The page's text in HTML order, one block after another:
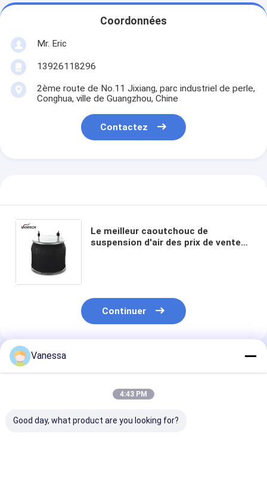
Coordonnées
Mr. Eric
13926118296
2ème route de No.11 Jixiang, parc industriel de perle,
Conghua, ville de Guangzhou, Chine
Contactez
Le meilleur caoutchouc de
suspension d'air des prix de vente
Continuer
Produits Recommandés
Vanessa
4:43 PM
Good day, what product are you looking for?